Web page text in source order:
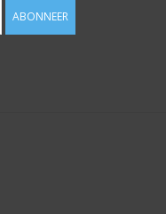
ABONNEER